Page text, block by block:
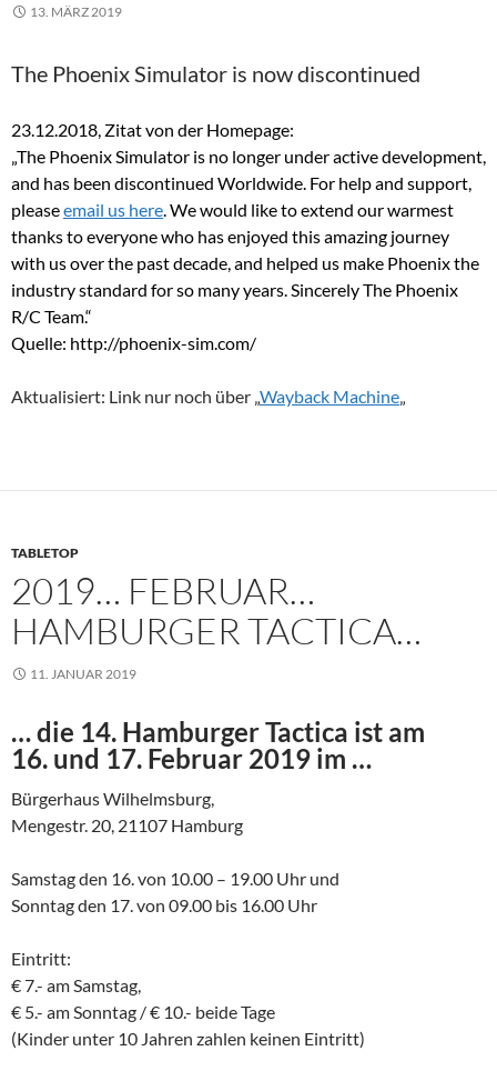
13. MÄRZ 2019
The Phoenix Simulator is now discontinued
23.12.2018, Zitat von der Homepage:
„The Phoenix Simulator is no longer under active development,
and has been discontinued Worldwide. For help and support,
pleaseemail us here. We would like to extend our warmest
thanks to everyone who has enjoyed this amazing journey
with us over the past decade, and helped us make Phoenix the
industry standard for so many years. Sincerely The Phoenix
R/C Team.“
Quelle: http://phoenix-sim.com/
Aktualisiert: Link nur noch über „Wayback Machine„
TABLETOP
2019… FEBRUAR…
HAMBURGER TACTICA…
11. JANUAR 2019
… die 14. Hamburger Tactica ist am
16. und 17. Februar 2019 im …
Bürgerhaus Wilhelmsburg,
Mengestr. 20, 21107 Hamburg
Samstag den 16. von 10.00 – 19.00 Uhr und
Sonntag den 17. von 09.00 bis 16.00 Uhr
Eintritt:
€ 7.- am Samstag,
€ 5.- am Sonntag / € 10.- beide Tage
(Kinder unter 10 Jahren zahlen keinen Eintritt)